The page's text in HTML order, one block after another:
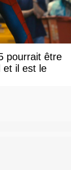
pourrait être
il est le